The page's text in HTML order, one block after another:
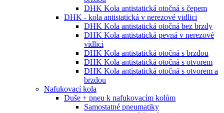
DHK Kola antistatická otočná s čepem
DHK - kola antistatická v nerezové vidlici
DHK Kola antistatická otočná bez brzdy
DHK Kola antistatická pevná v nerezové
vidlici
DHK Kola antistatická otočná s brzdou
DHK Kola antistatická otočná s otvorem
DHK Kola antistatická otočná s otvorem a
brzdou
Nafukovací kola
Duše + pneu k nafukovacím kolům
Samostatné pneumatiky